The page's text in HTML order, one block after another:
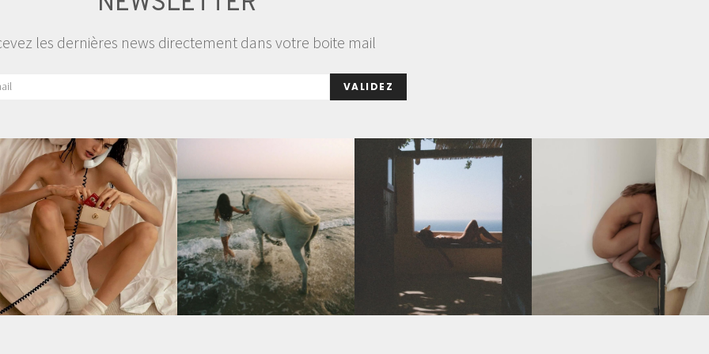
les dernières news directement dans votre boite mail
VALIDEZ